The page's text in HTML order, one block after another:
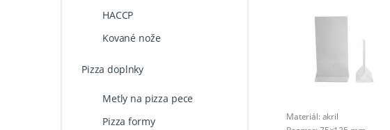
Materiál: akril
HACCP
Kované nože
Pizza doplnky
Metly na pizza pece
Pizza formy